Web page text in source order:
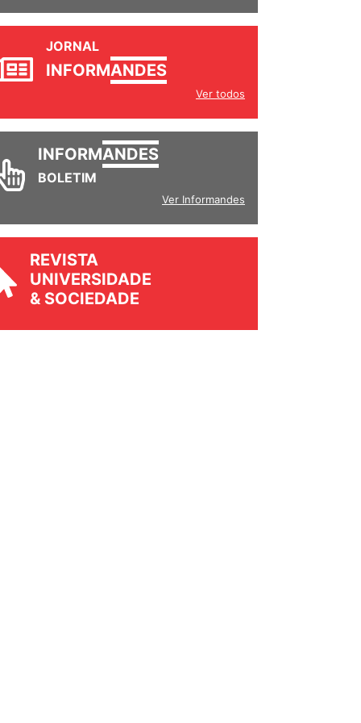
INFORM
INFORMANDES
BOLETIM
REVISTA
UNIVERSIDADE
& SOCIEDADE